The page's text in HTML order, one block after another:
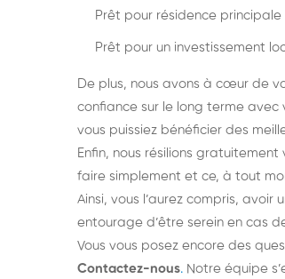
Prêt pour résidence principale
Prêt pour un investissement
De plus, nous avons à cœur de
confiance sur le long terme avec
vous puissiez bénéficier des
Enfin, nous résilions
faire simplement et ce, à tout
Ainsi, vous l’aurez compris,
entourage d’être serein en cas
Vous vous posez encore des
Contactez-nous. Notre équipe